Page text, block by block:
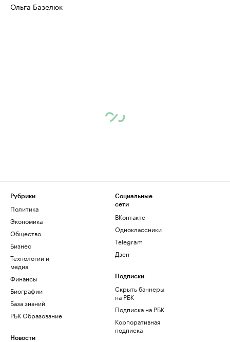
Ольга Базелюк
Рубрики
Политика
Экономика
Общество
Бизнес
Технологии и
медиа
Финансы
Биографии
База знаний
РБК Образование
Новости
Социальные
сети
ВКонтакте
Одноклассники
Telegram
Дзен
Подписки
Скрыть баннеры
на РБК
Подписка на РБК
Корпоративная
подписка